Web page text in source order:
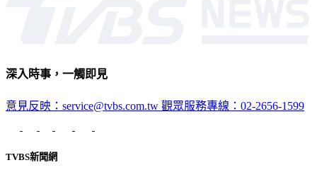
深入時事，一觸即見
意見反映：service@tvbs.com.tw 觀眾服務專線：02-2656-1599
TVBS新聞網